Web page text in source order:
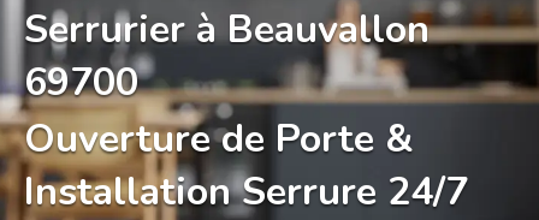
Serrurier à Beauvallon
69700
Ouverture de Porte &
Installation Serrure 24/7